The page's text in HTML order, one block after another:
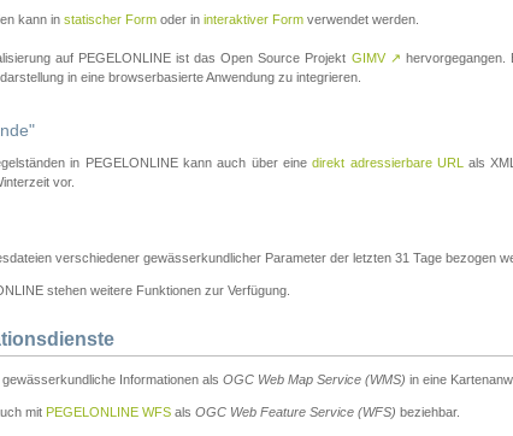
kann in statischer Form oder in interaktiver Form verwendet werden.
auf PEGELONLINE ist das Open Source Projekt GIMV ↗ hervorgegangen.
in eine browserbasierte Anwendung zu integrieren.
in PEGELONLINE kann auch über einedirekt adressierbare URL
als
vor.
verschiedener gewässerkundlicher Parameter der letzten 31 Tage bezogen
stehen weitere Funktionen zur Verfügung.
gewässerkundliche Informationen als OGC Web Map Service (WMS) in eine
mit PEGELONLINE WFS als OGC Web Feature Service (WFS) beziehbar.